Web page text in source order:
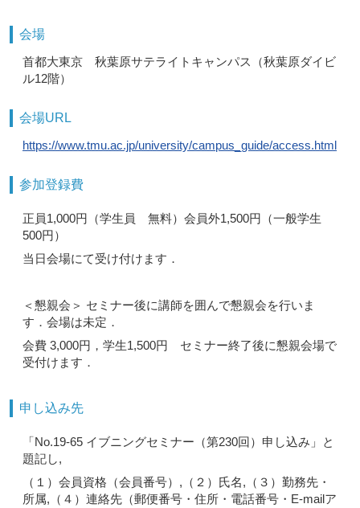
会場
首都大東京 秋葉原サテライトキャンパス（秋葉原ダイビ
ル12階）
会場URL
https://www.tmu.ac.jp/university/campus_guide/access.html
参加登録費
正員1,000円（学生員 無料）会員外1,500円（一般学生
500円）
当日会場にて受け付けます．
＜懇親会＞ セミナー後に講師を囲んで懇親会を行いま
す．会場は未定．
会費 3,000円，学生1,500円 セミナー終了後に懇親会場で
受付けます．
申し込み先
「No.19-65 イブニングセミナー（第230回）申し込み」と
題記し,
（１）会員資格（会員番号）,（２）氏名,（３）勤務先・
所属,（４）連絡先（郵便番号・住所・電話番号・E-mailア